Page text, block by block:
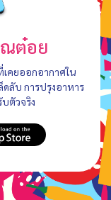
ต๋อย
เคยออกอากาศใน
ลับ การปรุงอาหาร
บตัวจริง